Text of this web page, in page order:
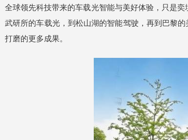
全球领先科技带来的车载光智能与美好体验，只是
武研所的车载光，到松山湖的智能驾驶，再到巴黎
打磨的更多成果。